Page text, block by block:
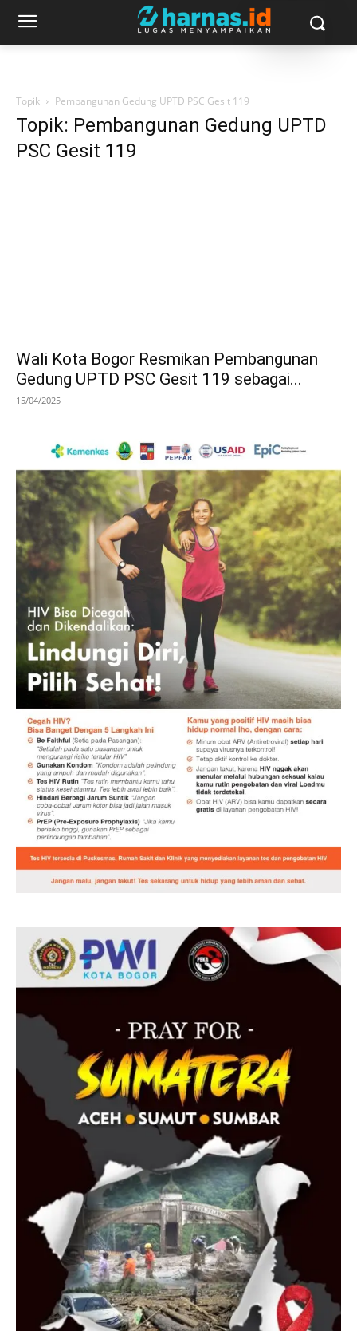
Topik Pembangunan Gedung UPTD PSC Gesit 119
Topik: Pembangunan Gedung UPTD
PSC Gesit 119
Wali Kota Bogor Resmikan Pembangunan
Gedung UPTD PSC Gesit 119 sebagai...
15/04/2025